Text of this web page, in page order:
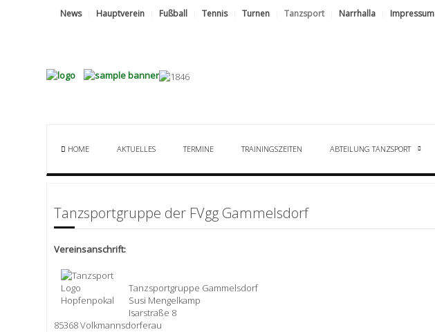
News Hauptverein Fußball Tennis Turnen Tanzsport Narrhalla Impressum
HOME AKTUELLES TERMINE TRAININGSZEITEN ABTEILUNG TANZSPORT
Tanzsportgruppe der FVgg Gammelsdorf
Vereinsanschrift:
Tanzsportgruppe Gammelsdorf
Susi Mengelkamp
Isarstraße 8
85368 Volkmannsdorferau